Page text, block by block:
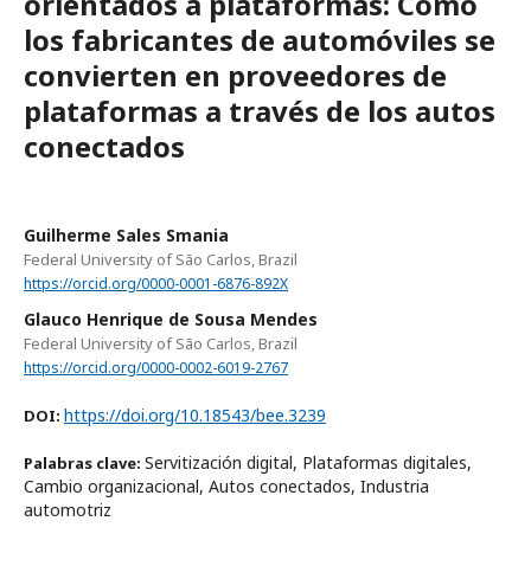
los fabricantes de automóviles se
convierten en proveedores de
plataformas a través de los autos
conectados
Guilherme Sales Smania
Federal University of São Carlos, Brazil
https://orcid.org/0000-0001-6876-892X
Glauco Henrique de Sousa Mendes
Federal University of São Carlos, Brazil
https://orcid.org/0000-0002-6019-2767
DOI: https://doi.org/10.18543/bee.3239
Palabras clave: Servitización digital, Plataformas digitales,
Cambio organizacional, Autos conectados, Industria
automotriz